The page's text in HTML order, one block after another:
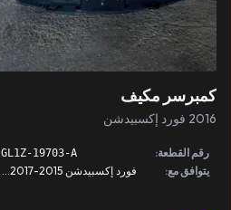
كمبرسر مكيف
2016 فورد إكسبيدشن
رقم القطعة: GL1Z-19703-A
يتوافق مع: